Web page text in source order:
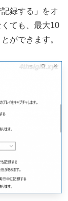
録する」をオ
ても、最大10
ができます。